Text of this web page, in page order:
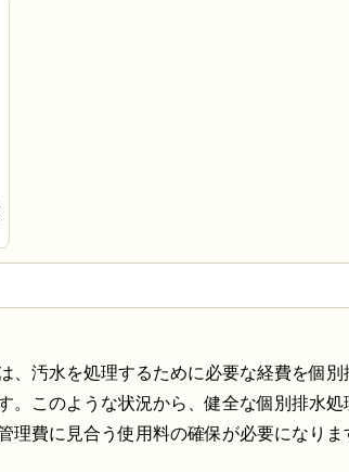
、汚水を処理するために必要な経費を個
。このような状況から、健全な個別排水
理費に見合う使用料の確保が必要になりま